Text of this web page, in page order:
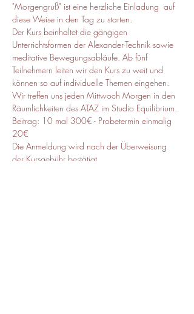
"Morgengruß" ist eine herzliche Einladung  auf
diese Weise in den Tag zu starten.
Der Kurs beinhaltet die gängigen
Unterrichtsformen der Alexander-Technik sowie
meditative Bewegungsabläufe. Ab fünf
Teilnehmern leiten wir den Kurs zu weit und
können so auf individuelle Themen eingehen.
Wir treffen uns jeden Mittwoch Morgen in den
Räumlichkeiten des ATAZ im Studio Equilibrium.
Beitrag: 10 mal 300€ - Probetermin einmalig
20€
Die Anmeldung wird nach der Überweisung
der Kursgebühr bestätigt.